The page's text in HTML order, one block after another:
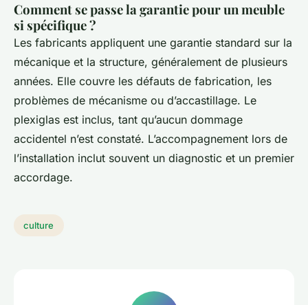
Comment se passe la garantie pour un meuble
si spécifique ?
Les fabricants appliquent une garantie standard sur la
mécanique et la structure, généralement de plusieurs
années. Elle couvre les défauts de fabrication, les
problèmes de mécanisme ou d’accastillage. Le
plexiglas est inclus, tant qu’aucun dommage
accidentel n’est constaté. L’accompagnement lors de
l’installation inclut souvent un diagnostic et un premier
accordage.
culture